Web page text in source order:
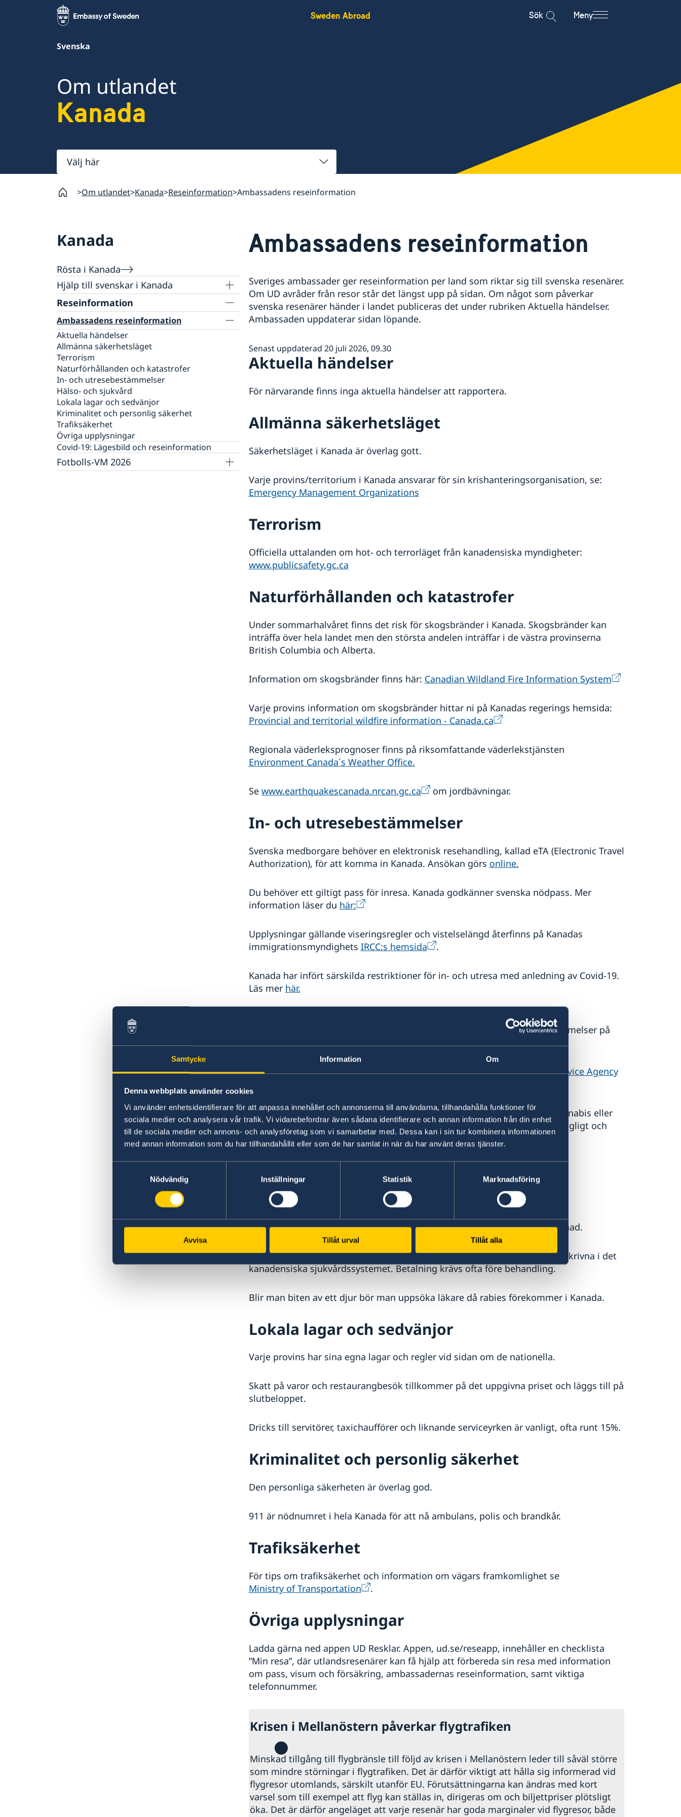
Samtycke Information Om
Denna webbplats använder cookies
Vi använder enhetsidentifierare för att anpassa innehållet och annonserna till användarna, tillhandahålla funktioner för
sociala medier och analysera vår trafik. Vi vidarebefordrar även sådana identifierare och annan information från din enhet
till de sociala medier och annons- och analysföretag som vi samarbetar med. Dessa kan i sin tur kombinera informationen
med annan information som du har tillhandahållit eller som de har samlat in när du har använt deras tjänster.
Nödvändig
Inställningar Statistik Marknadsföring
Avvisa Tillåt urval Tillåt alla
Sweden Abroad Sök Meny
Svenska
Om utlandet
Kanada
Välj
här
Om utlandet Kanada Reseinformation Ambassadens reseinformation
Kanada
Rösta i Kanada
Hjälp till svenskar i Kanada
Rösta i Kanada
Förtidsrösta på konsulaten
Svenskt pass i Kanada
Förlust av pass
Pass för vuxna
Pass för barn under 18 år
Samordningsnummer
Provisoriskt pass
Nationellt id-kort
Svenskt medborgarskap
Om svenskt medborgarskap
Körkort
Levnadsintyg
Avgifter
Konsulär service till svenskar utomlands
Akut hjälp
Reseinformation
Ambassadens reseinformation
Aktuella händelser
Allmänna säkerhetsläget
Terrorism
Naturförhållanden och katastrofer
In- och utresebestämmelser
Hälso- och sjukvård
Lokala lagar och sedvänjor
Kriminalitet och personlig säkerhet
Trafiksäkerhet
Övriga upplysningar
Covid-19: Lägesbild och reseinformation
Fotbolls-VM 2026
Ambassadens reseinformation
Sveriges ambassader ger reseinformation per land som riktar sig till svenska resenärer.
Om UD avråder från resor står det längst upp på sidan. Om något som påverkar
svenska resenärer händer i landet publiceras det under rubriken Aktuella händelser.
Ambassaden uppdaterar sidan löpande.
Senast uppdaterad 20 juli 2026, 09.30
Aktuella händelser
För närvarande finns inga aktuella händelser att rapportera.
Allmänna säkerhetsläget
Säkerhetsläget i Kanada är överlag gott.
Varje provins/territorium i Kanada ansvarar för sin krishanteringsorganisation, se:
Emergency Management Organizations
Terrorism
Officiella uttalanden om hot- och terrorläget från kanadensiska myndigheter:
www.publicsafety.gc.ca
Naturförhållanden och katastrofer
Under sommarhalvåret finns det risk för skogsbränder i Kanada. Skogsbränder kan
inträffa över hela landet men den största andelen inträffar i de västra provinserna
British Columbia och Alberta.
Information om skogsbränder finns här: Canadian Wildland Fire Information System
Varje provins information om skogsbränder hittar ni på Kanadas regerings hemsida:
Provincial and territorial wildfire information - Canada.ca
Regionala väderleksprognoser finns på riksomfattande väderlekstjänsten
Environment Canada´s Weather Office.
Se www.earthquakescanada.nrcan.gc.ca om jordbävningar.
In- och utresebestämmelser
Svenska medborgare behöver en elektronisk resehandling, kallad eTA (Electronic Travel
Authorization), för att komma in Kanada. Ansökan görs online.
Du behöver ett giltigt pass för inresa. Kanada godkänner svenska nödpass. Mer
information läser du här:
Upplysningar gällande viseringsregler och vistelselängd återfinns på Kanadas
immigrationsmyndighets IRCC:s hemsida .
Kanada har infört särskilda restriktioner för in- och utresa med anledning av Covid-19.
Läs mer här.
informerar om gällande bestämmelser på
För information om vad som kan föras in i Kanada seCanadian Border Service Agency
Kanada har legaliserat bruk och innehav av cannabis. Att föra med sig cannabis eller
någon annan produkt som innehåller cannabis till eller från Kanada är olagligt och
kan leda till allvarlig straffpåföljd.
911 är nödnumret i hela Kanada för att nå ambulans, polis och brandkår.
Besökare bör ha reseförsäkring/hemförsäkring som täcker sjukvårdskostnad.
Kostnaden för läkar- och tandvård är ofta hög för personer som inte är inskrivna i det
kanadensiska sjukvårdssystemet. Betalning krävs ofta före behandling.
Blir man biten av ett djur bör man uppsöka läkare då rabies förekommer i Kanada.
Lokala lagar och sedvänjor
Varje provins har sina egna lagar och regler vid sidan om de nationella.
Skatt på varor och restaurangbesök tillkommer på det uppgivna priset och läggs till på
slutbeloppet.
Dricks till servitörer, taxichaufförer och liknande serviceyrken är vanligt, ofta runt 15%.
Kriminalitet och personlig säkerhet
Den personliga säkerheten är överlag god.
911 är nödnumret i hela Kanada för att nå ambulans, polis och brandkår.
Trafiksäkerhet
För tips om trafiksäkerhet och information om vägars framkomlighet se
Ministry of Transportation
.
Övriga upplysningar
Ladda gärna ned appen UD Resklar. Appen, ud.se/reseapp, innehåller en checklista
”Min resa”, där utlandsresenärer kan få hjälp att förbereda sin resa med information
om pass, visum och försäkring, ambassadernas reseinformation, samt viktiga
telefonnummer.
Krisen i Mellanöstern påverkar flygtrafiken
Minskad tillgång till flygbränsle till följd av krisen i Mellanöstern leder till såväl större
som mindre störningar i flygtrafiken. Det är därför viktigt att hålla sig informerad vid
flygresor utomlands, särskilt utanför EU. Förutsättningarna kan ändras med kort
varsel som till exempel att flyg kan ställas in, dirigeras om och biljettpriser plötsligt
öka. Det är därför angeläget att varje resenär har goda marginaler vid flygresor, både